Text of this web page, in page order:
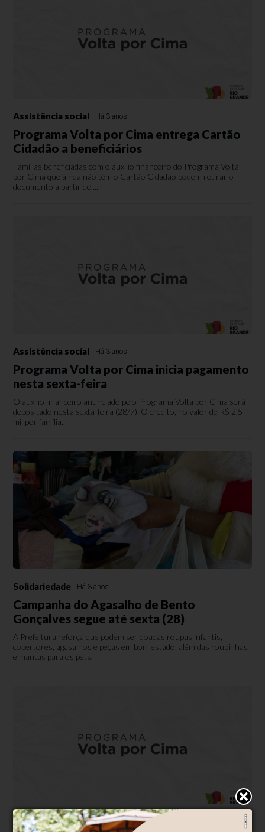
Assistência social Há 3 anos
Programa Volta por Cima entrega Cartão
Cidadão a beneficiários
Famílias beneficiadas com o auxílio financeiro do Programa Volta
por Cima que ainda não têm o Cartão Cidadão podem retirar o
documento a partir de ...
Assistência social Há 3 anos
Programa Volta por Cima inicia pagamento
nesta sexta-feira
O auxílio financeiro anunciado pelo Programa Volta por Cima será
depositado nesta sexta-feira (28/7). O crédito, no valor de R$ 2,5
mil por família...
Solidariedade Há 3 anos
Campanha do Agasalho de Bento
Gonçalves segue até sexta (28)
A Prefeitura reforça que podem ser doadas roupas infantis,
cobertores, agasalhos e peças em bom estado, além das roupinhas
e mantas para os pets.
Assistência social Há 3 anos